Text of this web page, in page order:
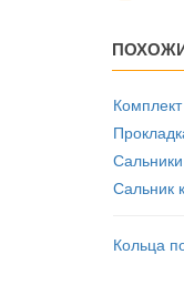
Сальник
Кольца